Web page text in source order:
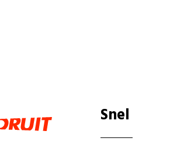
Snel